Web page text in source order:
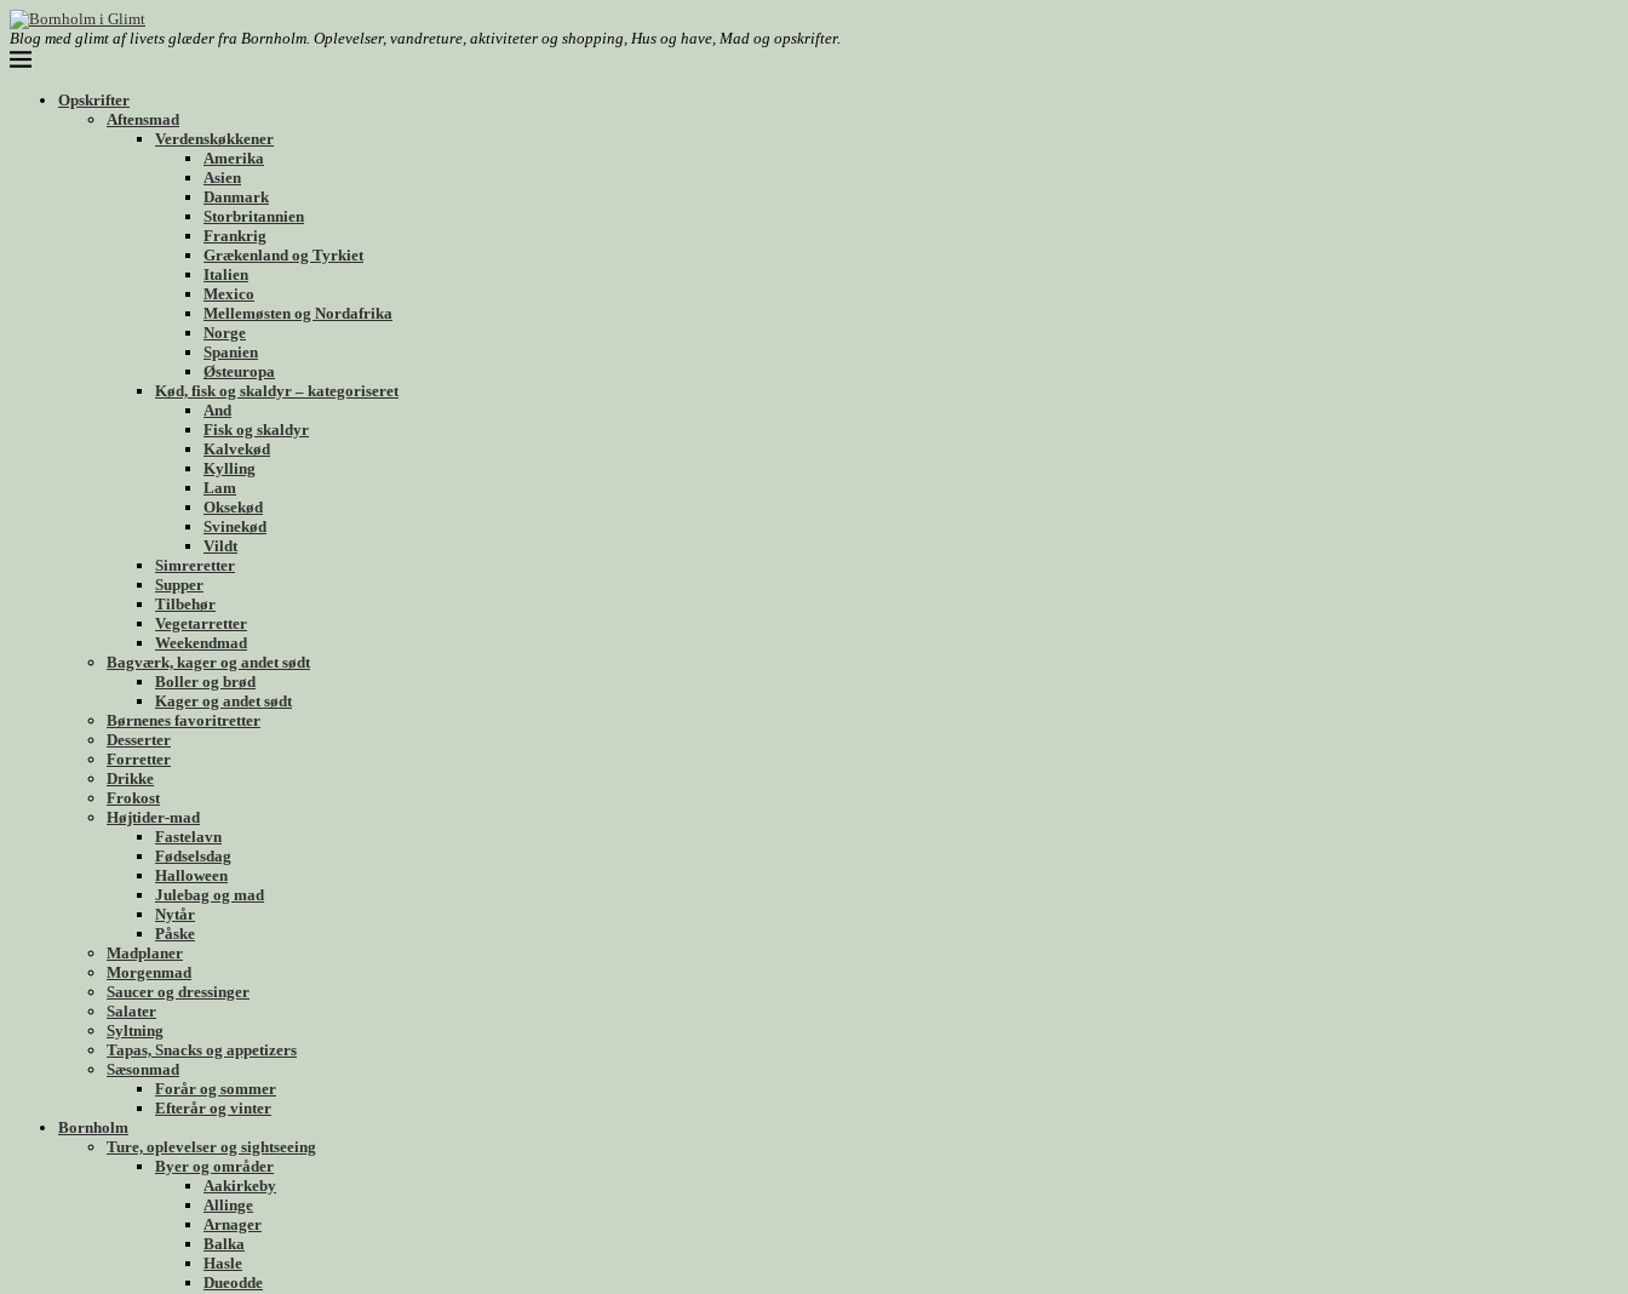
Blog med glimt af livets glæder fra Bornholm. Oplevelser, vandreture, aktiviteter og shopping, Hus og have, Mad og opskrifter.
Opskrifter
Aftensmad
Verdenskøkkener
Amerika
Asien
Danmark
Storbritannien
Frankrig
Grækenland og Tyrkiet
Italien
Mexico
Mellemøsten og Nordafrika
Norge
Spanien
Østeuropa
Kød, fisk og skaldyr – kategoriseret
And
Fisk og skaldyr
Kalvekød
Kylling
Lam
Oksekød
Svinekød
Vildt
Simreretter
Supper
Tilbehør
Vegetarretter
Weekendmad
Bagværk, kager og andet sødt
Boller og brød
Kager og andet sødt
Børnenes favoritretter
Desserter
Forretter
Drikke
Frokost
Højtider-mad
Fastelavn
Fødselsdag
Halloween
Julebag og mad
Nytår
Påske
Madplaner
Morgenmad
Saucer og dressinger
Salater
Syltning
Tapas, Snacks og appetizers
Sæsonmad
Forår og sommer
Efterår og vinter
Bornholm
Ture, oplevelser og sightseeing
Byer og områder
Aakirkeby
Allinge
Arnager
Balka
Hasle
Dueodde